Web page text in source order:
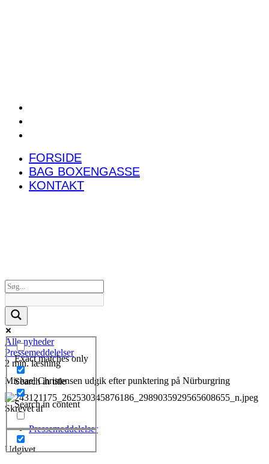
FORSIDE
BAG BOXENGASSE
KONTAKT
Exact matches only
Search in title
Search in content
Alle nyheder
Pressemeddelelser
2 min. læsning
Michael Christensen udgik efter punktering på Nürburgring
Skrevet af
Pressemeddelelser
Udgivet